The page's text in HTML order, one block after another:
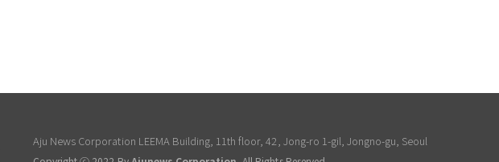
Aju News Corporation LEEMA Building, 11th floor, 42, Jong-ro 1-gil, Jongno-gu, Seoul